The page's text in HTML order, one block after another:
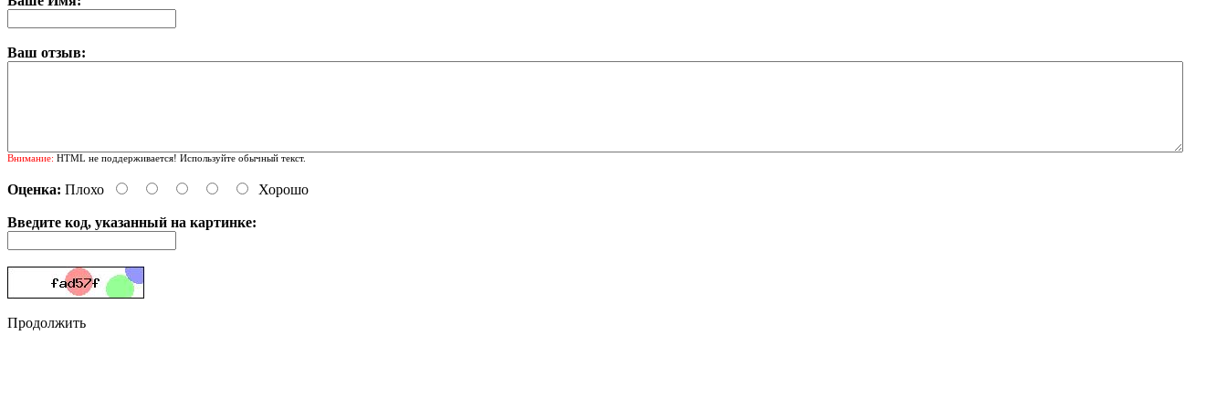
Ваш отзыв:
Внимание: HTML не поддерживается! Используйте обычный текст.
Оценка: Плохо Хорошо
Введите код, указанный на картинке:
Продолжить